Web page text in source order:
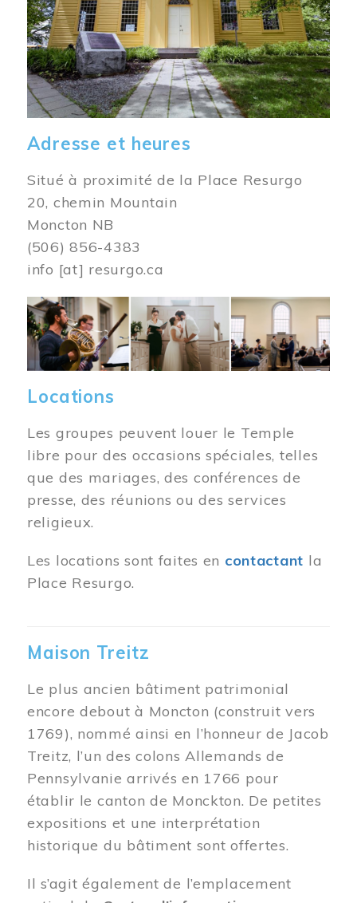
Adresse et heures
Situé à proximité de la Place Resurgo
20, chemin Mountain
Moncton NB
(506) 856-4383
info [at] resurgo.ca
Image
Locations
Les groupes peuvent louer le Temple
libre pour des occasions spéciales, telles
que des mariages, des conférences de
presse, des réunions ou des services
religieux.
Les locations sont faites en contactant la
Place Resurgo.
Maison Treitz
Le plus ancien bâtiment patrimonial
encore debout à Moncton (construit vers
1769), nommé ainsi en l’honneur de Jacob
Treitz, l’un des colons Allemands de
Pennsylvanie arrivés en 1766 pour
établir le canton de Monckton. De petites
expositions et une interprétation
historique du bâtiment sont offertes.
Il s’agit également de l’emplacement